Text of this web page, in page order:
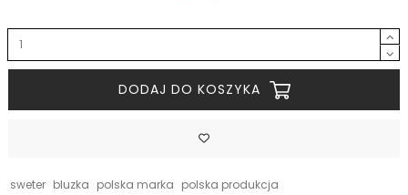
DODAJ DO KOSZYKA
sweter bluzka polska marka polska produkcja